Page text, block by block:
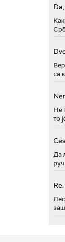
Da,
са
Не
то
Да
Re: